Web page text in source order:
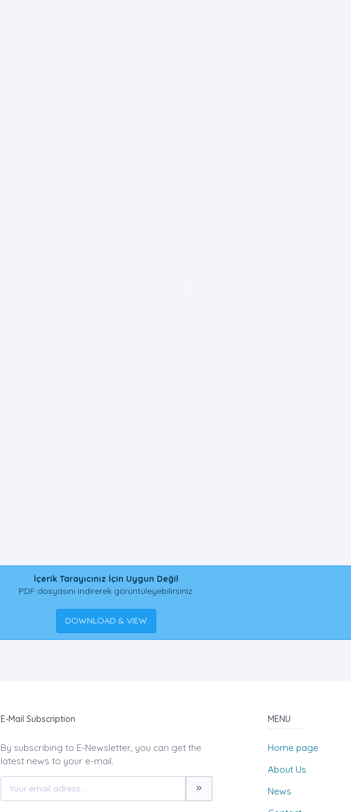
İçerik Tarayıcınız İçin Uygun Değil
PDF dosyasını indirerek görüntüleyebilirsiniz.
DOWNLOAD & VIEW
E-Mail Subscription
By subscribing to E-Newsletter, you can get the
latest news to your e-mail.
MENU
Home page
About Us
News